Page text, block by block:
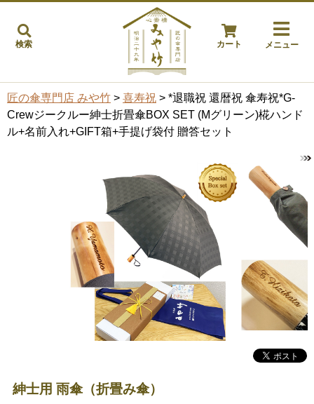
検索 カート メニュー
匠の傘専門店 みや竹 > 喜寿祝 > *退職祝 還暦祝 傘寿祝*G-
Crewジークルー紳士折畳傘BOX SET (Mグリーン)椛ハンド
ル+名前入れ+GIFT箱+手提げ袋付 贈答セット
紳士用 雨傘（折畳み傘）